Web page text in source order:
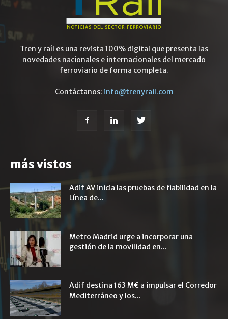
Tren y raíl es una revista 100% digital que presenta las
novedades nacionales e internacionales del mercado
ferroviario de forma completa.
Contáctanos: info@trenyrail.com
más vistos
Adif AV inicia las pruebas de fiabilidad en la
Línea de...
Metro Madrid urge a incorporar una
gestión de la movilidad en...
Adif destina 163 M€ a impulsar el Corredor
Mediterráneo y los...